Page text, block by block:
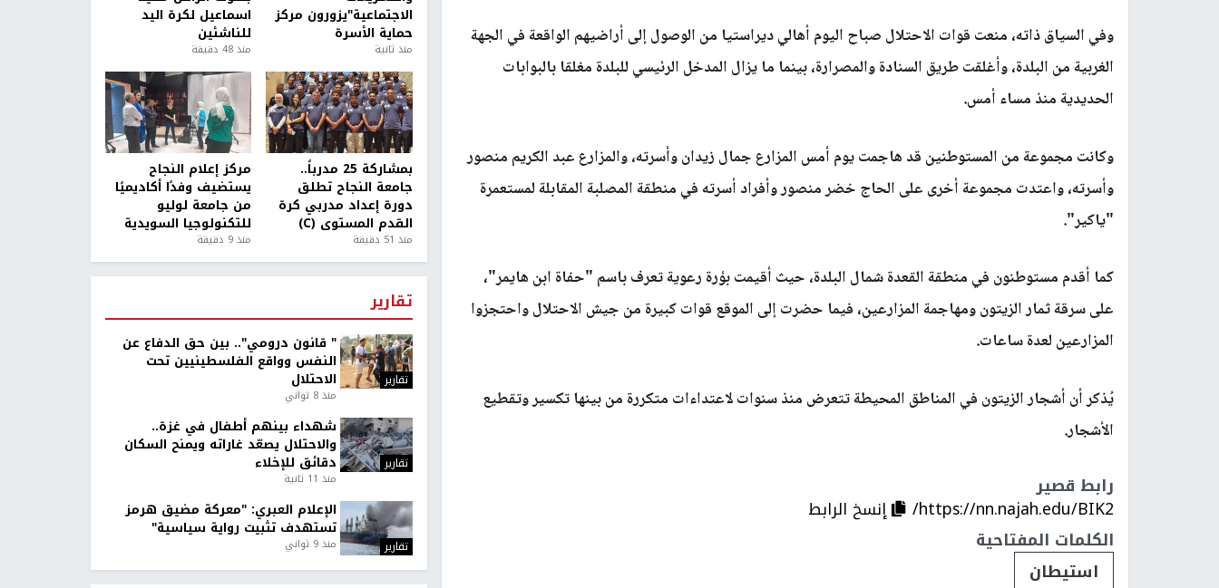
وفي السياق ذاته، منعت قوات الاحتلال صباح اليوم أهالي ديراستيا من الوصول إلى أراضيهم الواقعة في الجهة
الغربية من البلدة، وأغلقت طريق السنادة والمصرارة، بينما ما يزال المدخل الرئيسي للبلدة مغلقا بالبوابات
الحديدية منذ مساء أمس.
وكانت مجموعة من المستوطنين قد هاجمت يوم أمس المزارع جمال زيدان وأسرته، والمزارع عبد الكريم منصور
وأسرته، واعتدت مجموعة أخرى على الحاج خضر منصور وأفراد أسرته في منطقة المصلبة المقابلة لمستعمرة
"ياكير".
كما أقدم مستوطنون في منطقة القعدة شمال البلدة، حيث أقيمت بؤرة رعوية تعرف باسم "حفاة ابن هايمر"،
على سرقة ثمار الزيتون ومهاجمة المزارعين، فيما حضرت إلى الموقع قوات كبيرة من جيش الاحتلال واحتجزوا
المزارعين لعدة ساعات.
يُذكر أن أشجار الزيتون في المناطق المحيطة تتعرض منذ سنوات لاعتداءات متكررة من بينها تكسير وتقطيع
الأشجار.
رابط قصير
https://nn.najah.edu/BIK2/
إنسخ الرابط
الكلمات المفتاحية
استيطان
الاجتماعية"يزورون مركز
حماية الأسرة
منذ ثانية
اسماعيل لكرة اليد
للناشئين
منذ 48 دقيقة
بمشاركة 25 مدرباً..
جامعة النجاح تطلق
دورة إعداد مدربي كرة
القدم المستوى (C)
منذ 51 دقيقة
مركز إعلام النجاح
يستضيف وفدًا أكاديميًا
من جامعة لوليو
للتكنولوجيا السويدية
منذ 9 دقيقة
تقارير
تقارير
" قانون درومي".. بين حق الدفاع عن
النفس وواقع الفلسطينيين تحت
الاحتلال
منذ 8 ثواني
تقارير
شهداء بينهم أطفال في غزة..
والاحتلال يصعّد غاراته ويمنح السكان
دقائق للإخلاء
منذ 11 ثانية
تقارير
الإعلام العبري: "معركة مضيق هرمز
تستهدف تثبيت رواية سياسية"
منذ 9 ثواني